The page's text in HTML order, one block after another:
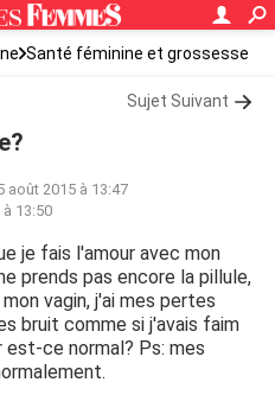
Santé féminine et grossesse
Sujet Suivant
août 2015 à 13:47
13:50
je fais l'amour avec mon
prends pas encore la pillule,
vagin, j'ai mes pertes
bruit comme si j'avais faim
est-ce normal? Ps: mes